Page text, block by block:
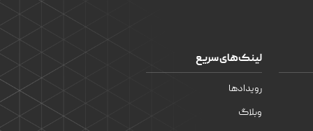
لینک‌های سریع
رویدادها
وبلاگ